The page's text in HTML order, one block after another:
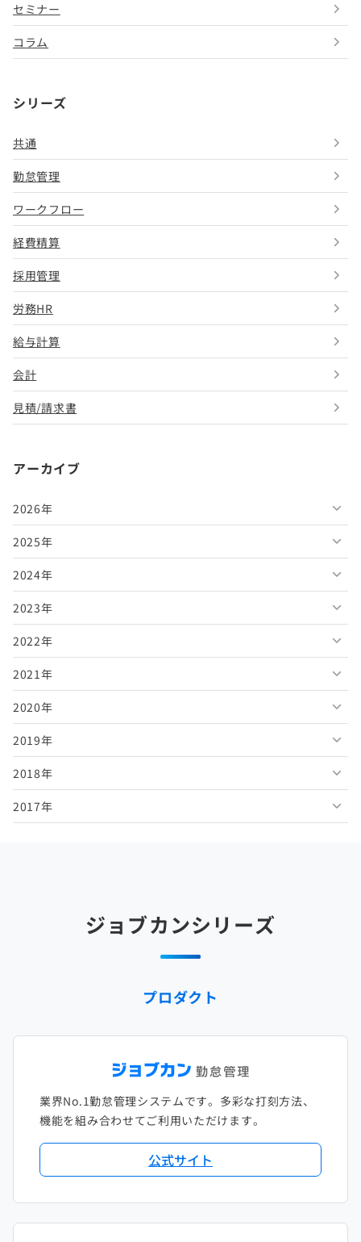
セミナー
コラム
シリーズ
共通
勤怠管理
ワークフロー
経費精算
採用管理
労務HR
給与計算
会計
見積/請求書
アーカイブ
2026年
2026年8月
2026年7月
2026年6月
2026年5月
2026年4月
2026年3月
2026年2月
2026年1月
2025年
2025年12月
2025年11月
2025年10月
2025年9月
2025年8月
2025年7月
2025年6月
2025年5月
2024年
2024年12月
2024年11月
2024年10月
2024年9月
2024年8月
2024年7月
2024年6月
2023年
2023年12月
2023年11月
2023年10月
2023年9月
2023年8月
2023年7月
2022年
2022年12月
2022年11月
2022年10月
2022年9月
2022年8月
2022年1月
2021年
2021年12月
2021年11月
2021年10月
2021年9月
2021年2月
2020年
2020年12月
2020年11月
2020年10月
2020年3月
2020年1月
2019年
2019年12月
2019年11月
2019年4月
2019年2月
2018年
2018年12月
2018年5月
2018年3月
2018年1月
2017年
2017年6月
2017年4月
ジョブカンシリーズ
プロダクト
業界No.1勤怠管理システムです。多彩な打刻方法、
機能を組み合わせてご利用いただけます。
公式サイト